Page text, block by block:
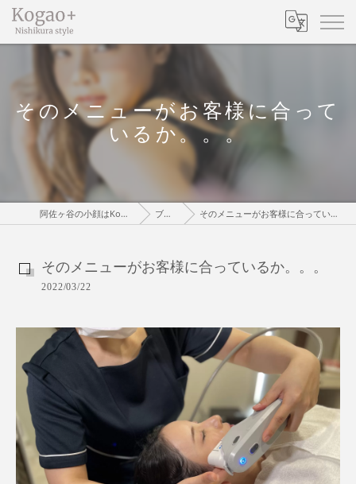
そのメニューがお客様に合って
いるか。。。
阿佐ヶ谷の小顔はKogaoPlus ブログ そのメニューがお客様に合っているか。。。
そのメニューがお客様に合っているか。。。
2022/03/22